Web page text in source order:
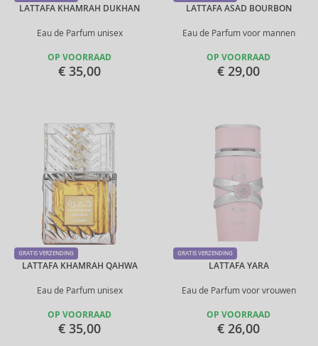
LATTAFA KHAMRAH DUKHAN
Eau de Parfum unisex
OP VOORRAAD
€ 35,00
LATTAFA ASAD BOURBON
Eau de Parfum voor mannen
OP VOORRAAD
€ 29,00
LATTAFA KHAMRAH QAHWA
Eau de Parfum unisex
GRATIS VERZENDING
OP VOORRAAD
€ 35,00
LATTAFA YARA
Eau de Parfum voor vrouwen
GRATIS VERZENDING
OP VOORRAAD
€ 26,00